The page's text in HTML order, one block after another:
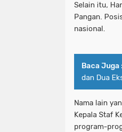
Selain itu,
Pangan.
nasional.
Baca Juga
dan Dua
Nama lain
Kepala Staf
program-